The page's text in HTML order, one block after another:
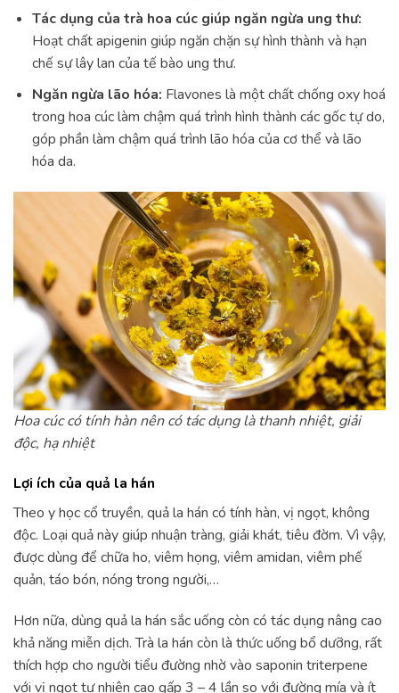
Tác dụng của trà hoa cúc giúp ngăn ngừa ung thư:
Hoạt chất apigenin giúp ngăn chặn sự hình thành và hạn
chế sự lây lan của tế bào ung thư.
Ngăn ngừa lão hóa: Flavones là một chất chống oxy hoá
trong hoa cúc làm chậm quá trình hình thành các gốc tự do,
góp phần làm chậm quá trình lão hóa của cơ thể và lão
hóa da.
Hoa cúc có tính hàn nên có tác dụng là thanh nhiệt, giải
độc, hạ nhiệt
Lợi ích của quả la hán
Theo y học cổ truyền, quả la hán có tính hàn, vị ngọt, không
độc. Loại quả này giúp nhuận tràng, giải khát, tiêu đờm. Vì vậy,
được dùng để chữa ho, viêm họng, viêm amidan, viêm phế
quản, táo bón, nóng trong người,…
Hơn nữa, dùng quả la hán sắc uống còn có tác dụng nâng cao
khả năng miễn dịch. Trà la hán còn là thức uống bổ dưỡng, rất
thích hợp cho người tiểu đường nhờ vào saponin triterpene
với vị ngọt tự nhiên cao gấp 3 – 4 lần so với đường mía và ít